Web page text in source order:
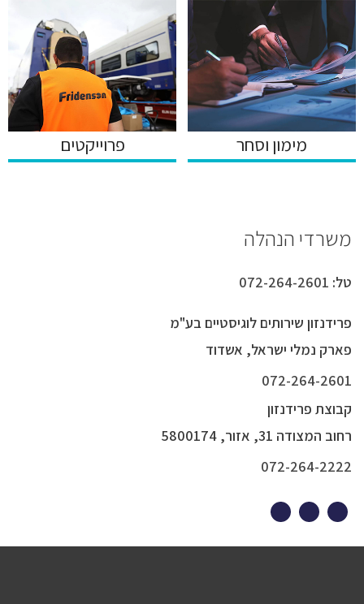
מימון וסחר פרוייקטים
משרדי הנהלה
טל: 072-264-2601
פרידנזון שירותים לוגיסטיים בע"מ
פארק נמלי ישראל, אשדוד
072-264-2601
קבוצת פרידנזון
רחוב המצודה 31, אזור, 5800174
072-264-2222